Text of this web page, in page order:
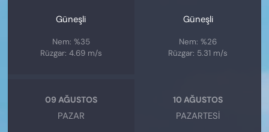
Güneşli
Nem: %35
Rüzgar: 4.69 m/s
Güneşli
Nem: %26
Rüzgar: 5.31 m/s
09 AĞUSTOS
PAZAR
10 AĞUSTOS
PAZARTESI